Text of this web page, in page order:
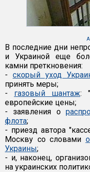
В последние дни
и Украиной еще
камни преткновения:
- скорый уход
принять меры;
- газовый шантаж:
европейские цены;
- заявления о
флота;
- приезд автора
Москву со словами
Украины;
- и, наконец,
на украинских